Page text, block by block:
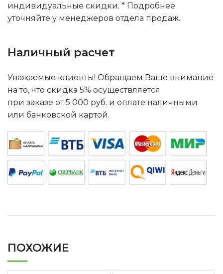
индивидуальные скидки. * Подробнее
уточняйте у менеджеров отдела продаж.
Наличный расчет
Уважаемые клиенты! Обращаем Ваше внимание
на то, что скидка 5% осуществляется
при заказе от 5 000 руб. и оплате наличными
или банковской картой.
ПОХОЖИЕ